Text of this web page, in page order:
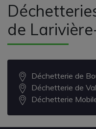
de
Déchetterie de
Déchetterie de
Déchetterie